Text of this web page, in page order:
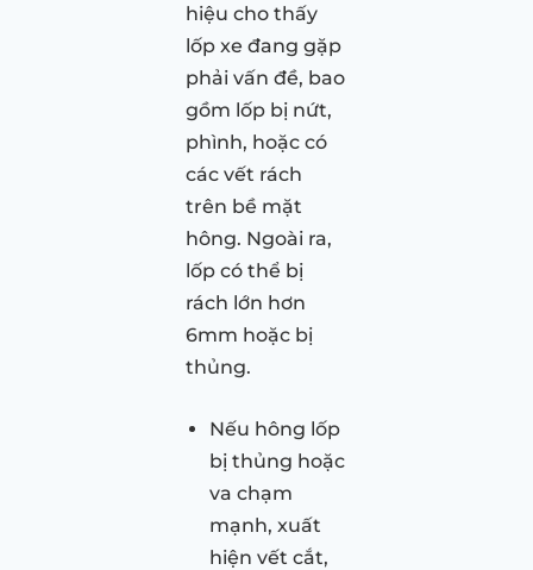
hiệu cho thấy
lốp xe đang gặp
phải vấn đề, bao
gồm lốp bị nứt,
phình, hoặc có
các vết rách
trên bề mặt
hông. Ngoài ra,
lốp có thể bị
rách lớn hơn
6mm hoặc bị
thủng.
Nếu hông lốp
bị thủng hoặc
va chạm
mạnh, xuất
hiện vết cắt,